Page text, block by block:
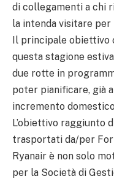
di collegamenti a chi
la intenda visitare
Il principale obiettivo
questa stagione
due rotte in
poter pianificare, già
incremento
L’obiettivo raggiunto
trasportati da/per
Ryanair è non solo
per la Società di